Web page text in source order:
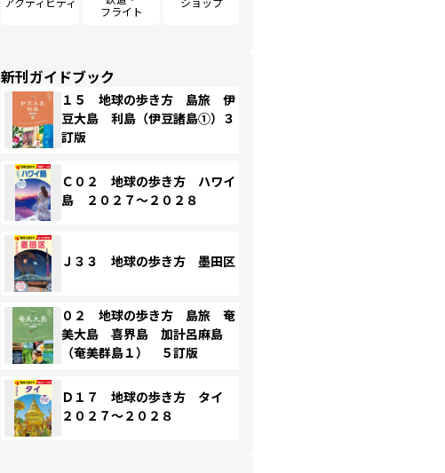
フライト
新刊ガイドブック
１５ 地球の歩き方 島旅 伊
豆大島 利島（伊豆諸島①）３
訂版
Ｃ０２ 地球の歩き方 ハワイ
島 ２０２７～２０２８
Ｊ３３ 地球の歩き方 墨田区
０２ 地球の歩き方 島旅 奄
美大島 喜界島 加計呂麻島
（奄美群島１） ５訂版
Ｄ１７ 地球の歩き方 タイ
２０２７～２０２８